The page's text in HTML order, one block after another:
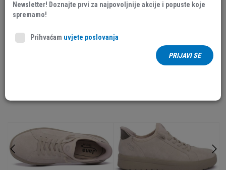
Newsletter! Doznajte prvi za najpovoljnije akcije i popuste koje
spremamo!
Prihvaćam uvjete poslovanja
PRIJAVI SE